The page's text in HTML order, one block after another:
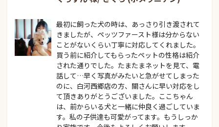
最初に飼った犬の時は、あっさり引き渡されて
きましたが、ペッツファースト様は分からない
ことがないくらい丁寧に対応してくれました。
買う前に紹介してもらったペットの性格は紹介
された通りでした。たまたまネットを見て、電
話して…早く写真がみたいと急がせてしまった
のに、白河西郷店の方、關さんに早い対応をし
て頂きありがとうございました。ここちゃん
は、前からいる犬と一緒に仲良く過ごしていま
す。私の子供達も可愛がってます。もうしっか